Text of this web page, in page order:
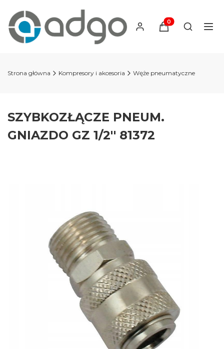
Produkty w
Otwórz
Strona główna Kompresory i akcesoria Węże pneumatyczne
SZYBKOZŁĄCZE PNEUM.
GNIAZDO GZ 1/2'' 81372